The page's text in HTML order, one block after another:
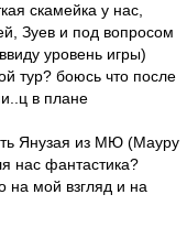
скамейка у нас,
Зуев и под вопросом
уровень игры)
тур? боюсь что после
в плане
Янузая из МЮ (Мауру
нас фантастика?
на мой взгляд и на